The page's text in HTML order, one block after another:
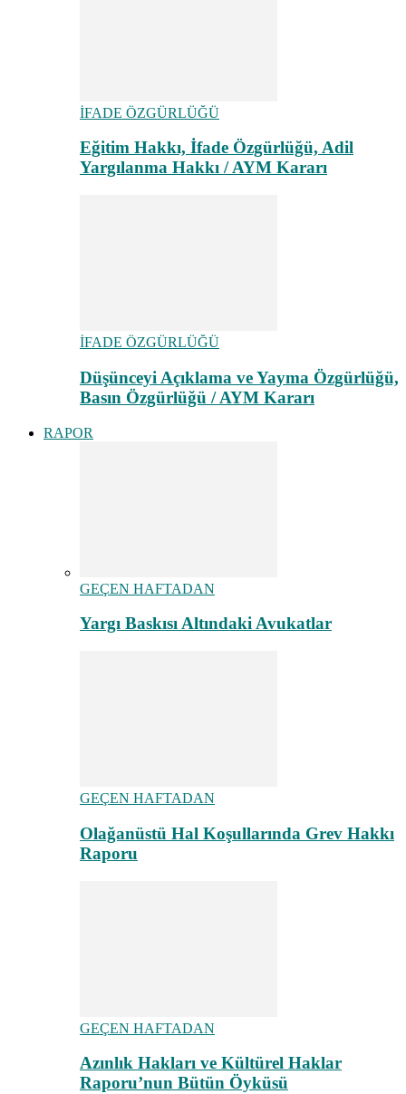
İFADE ÖZGÜRLÜĞÜ
Eğitim Hakkı, İfade Özgürlüğü, Adil
Yargılanma Hakkı / AYM Kararı
İFADE ÖZGÜRLÜĞÜ
Düşünceyi Açıklama ve Yayma Özgürlüğü,
Basın Özgürlüğü / AYM Kararı
RAPOR
GEÇEN HAFTADAN
Yargı Baskısı Altındaki Avukatlar
GEÇEN HAFTADAN
Olağanüstü Hal Koşullarında Grev Hakkı
Raporu
GEÇEN HAFTADAN
Azınlık Hakları ve Kültürel Haklar
Raporu’nun Bütün Öyküsü